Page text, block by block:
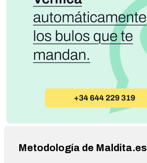
Metodología de Maldita.es